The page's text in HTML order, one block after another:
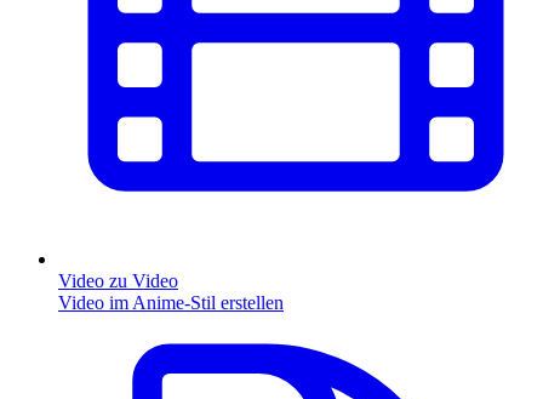
Video zu Video
Video im Anime-Stil erstellen